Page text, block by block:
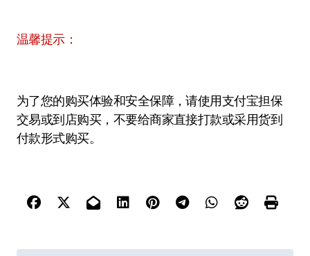
温馨提示：
为了您的购买体验和安全保障，请使用支付宝担保
交易或到店购买，不要给商家直接打款或采用货到
付款形式购买。